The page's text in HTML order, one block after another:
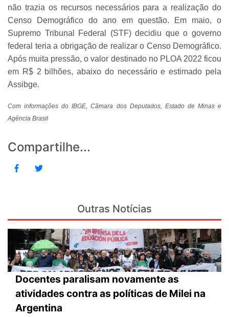
não trazia os recursos necessários para a realização do
Censo Demográfico do ano em questão. Em maio, o
Supremo Tribunal Federal (STF) decidiu que o governo
federal teria a obrigação de realizar o Censo Demográfico.
Após muita pressão, o valor destinado no PLOA 2022 ficou
em R$ 2 bilhões, abaixo do necessário e estimado pela
Assibge.
Com informações do IBGE, Câmara dos Deputados, Estado de Minas e
Agência Brasil
Compartilhe...
Outras Notícias
Docentes paralisam novamente as
atividades contra as políticas de Milei na
Argentina